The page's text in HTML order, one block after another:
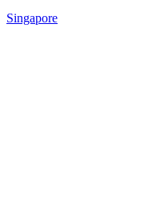
Singapore